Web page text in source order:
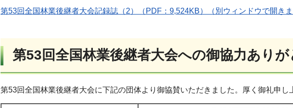
第53回全国林業後継者大会記録誌（2）（PDF：9,524KB）（別ウィンドウで開きま
第53回全国林業後継者大会への御協力あり
第53回全国林業後継者大会に下記の団体より御協賛いただきました。厚く御礼申し